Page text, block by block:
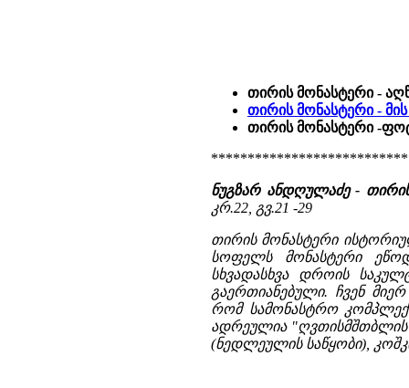
თირის მონასტერი -
თირის მონასტერი -
თირის მონასტერი -
ნუგზარ ანდღულაძე -
კრ.22, გვ.21 -29
თირის მონასტერი
სოფელს მონასტერი
სხვადასხვა დროის
გაერთიანებული. ჩვენ
რომ სამონასტრო
ადრეულია "ღვთისმშთბლის"
(ნედლეულის საწყობი),